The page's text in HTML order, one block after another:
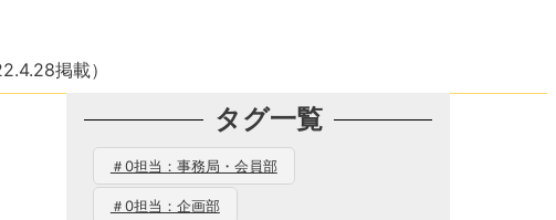
掲載）
タグ一覧
＃0担当：事務局・会員部
＃0担当：企画部